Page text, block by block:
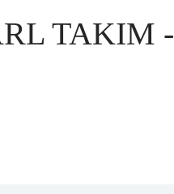
TAKIM -